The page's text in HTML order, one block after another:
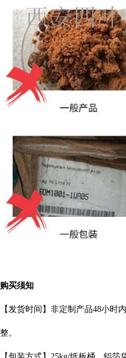
购买须知
【发货时间】非定制产品48小时
整。